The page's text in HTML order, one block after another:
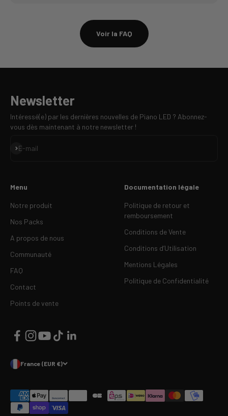
Voir la FAQ
Newsletter
Intéressé(e) par les dernières nouvelles de Piano LED ? Abonnez-
vous dès maintenant à notre newsletter !
E-mail
S'inscrire
Menu
Notre produit
Nos Packs
A propos de nous
Communauté
FAQ
Contact
Points de vente
Documentation légale
Politique de retour et
remboursement
Conditions de Vente
Conditions d’Utilisation
Mentions Légales
Politique de Confidentialité
France (EUR €)